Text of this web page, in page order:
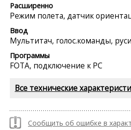
Расширенно
Режим полета, датчик
Ввод
Мультитач, голос.команды,
Программы
FOTA, подключение к PC
Все технические
Сообщить об ошибке в